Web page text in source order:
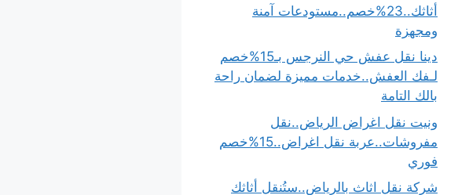
أثاثك..23%خصم..مستودعات آمنة
ومجهزة
دينا نقل عفش حي النرجس بـ15%خصم
لـفك العفش..خدمات مميزة لضمان راحة
بالك التامة
ونيت نقل اغراض الرياض..نقل
مفروشات..عربة نقل اغراض..15%خصم
فوري
شركة نقل اثاث بالرياض..ستُنقل أثاثك